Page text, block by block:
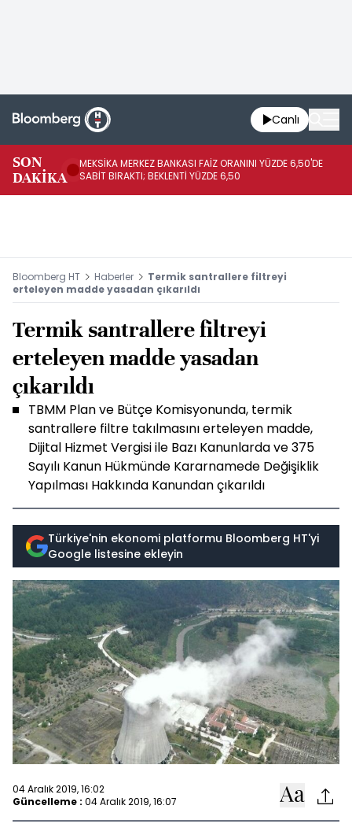
Canlı
SON
DAKİKA
MEKSİKA MERKEZ BANKASI FAİZ ORANINI YÜZDE 6,50'DE
SABİT BIRAKTI; BEKLENTİ YÜZDE 6,50
Bloomberg HT Haberler
Termik santrallere filtreyi
erteleyen madde yasadan çıkarıldı
Termik santrallere filtreyi
erteleyen madde yasadan
çıkarıldı
TBMM Plan ve Bütçe Komisyonunda, termik
santrallere filtre takılmasını erteleyen madde,
Dijital Hizmet Vergisi ile Bazı Kanunlarda ve 375
Sayılı Kanun Hükmünde Kararnamede Değişiklik
Yapılması Hakkında Kanundan çıkarıldı
Türkiye'nin ekonomi platformu Bloomberg HT'yi
Google listesine ekleyin
04 Aralık 2019, 16:02
Güncelleme : 04 Aralık 2019, 16:07